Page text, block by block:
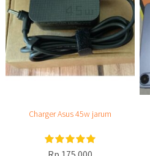
Charger Asus 45w jarum